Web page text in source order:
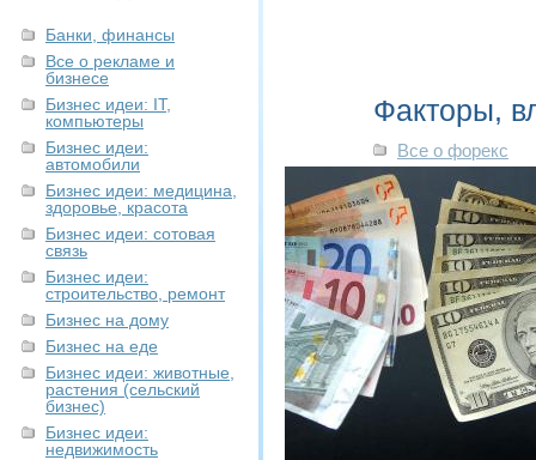
Банки, финансы
Все о рекламе и
бизнесе
Бизнес идеи: IT,
компьютеры
Бизнес идеи:
автомобили
Бизнес идеи: медицина,
здоровье, красота
Бизнес идеи: сотовая
связь
Бизнес идеи:
строительство, ремонт
Бизнес на дому
Бизнес на еде
Бизнес идеи: животные,
растения (сельский
бизнес)
Бизнес идеи:
недвижимость
Факторы,
Все о форекс